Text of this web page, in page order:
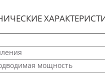
мощность